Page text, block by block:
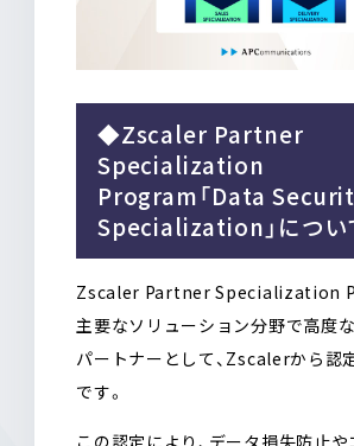
◆Zscaler Partner
Specialization
Program「Data
Specialization」につい
Zscaler Partner Specialization
主要なソリューション分野で高度
パートナーとして、Zscalerから認
です。